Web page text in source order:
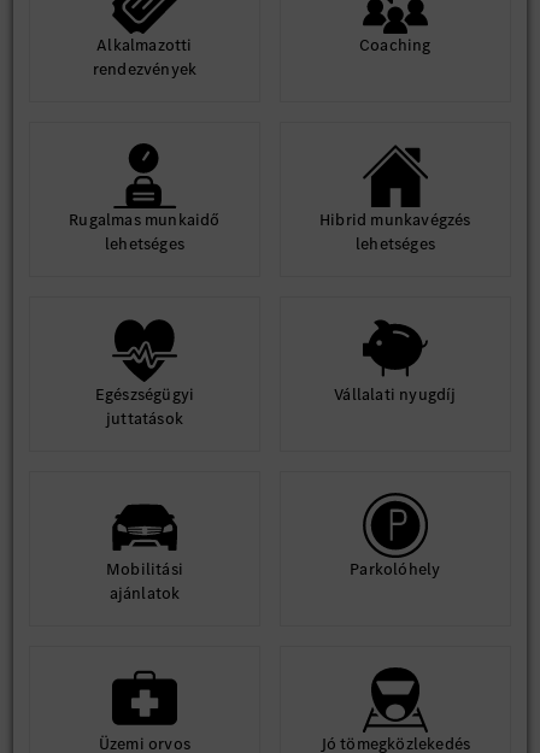
Alkalmazotti
rendezvények
Coaching
Rugalmas munkaidő
lehetséges
Hibrid munkavégzés
lehetséges
Egészségügyi
juttatások
Vállalati nyugdíj
Mobilitási
ajánlatok
Parkolóhely
Üzemi orvos Jó tömegközlekedés